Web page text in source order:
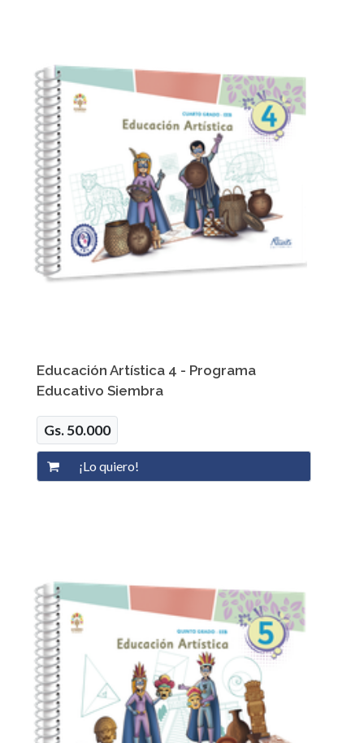
Educación Artística 4 - Programa
Educativo Siembra
Gs. 50.000